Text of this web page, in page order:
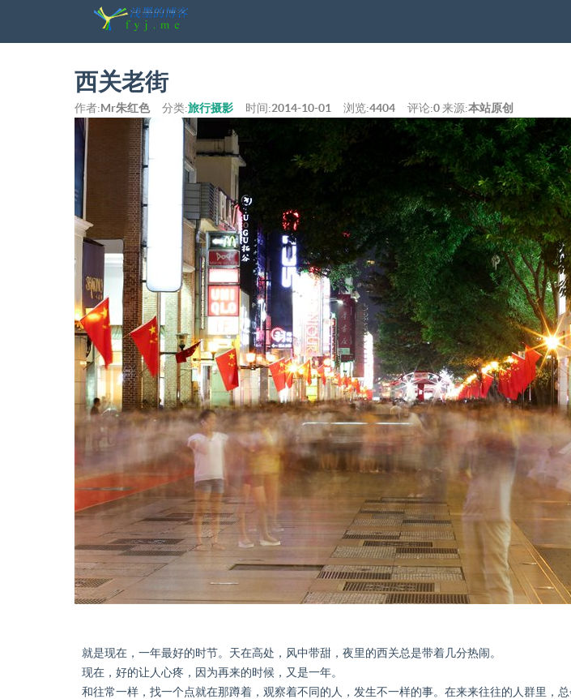
西关老街
作者:Mr朱红色 分类:旅行摄影 时间:2014-10-01 浏览:4404 评论:0 来源:本站原创
就是现在，一年最好的时节。天在高处，风中带甜，夜里的西关总是带着几分热闹。
现在，好的让人心疼，因为再来的时候，又是一年。
和往常一样，找一个点就在那蹲着，观察着不同的人，发生不一样的事。在来来往往的人群里，